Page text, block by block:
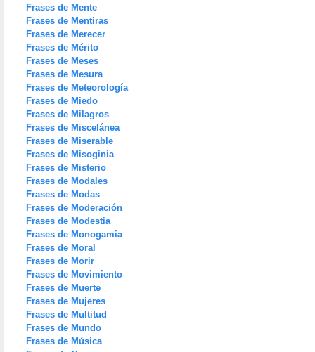
Frases de Mente
Frases de Mentiras
Frases de Merecer
Frases de Mérito
Frases de Meses
Frases de Mesura
Frases de Meteorología
Frases de Miedo
Frases de Milagros
Frases de Miscelánea
Frases de Miserable
Frases de Misoginia
Frases de Misterio
Frases de Modales
Frases de Modas
Frases de Moderación
Frases de Modestia
Frases de Monogamia
Frases de Moral
Frases de Morir
Frases de Movimiento
Frases de Muerte
Frases de Mujeres
Frases de Multitud
Frases de Mundo
Frases de Música